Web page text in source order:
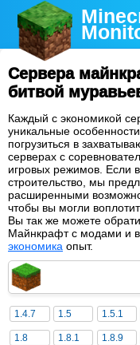
Сервера
битвой
Каждый с экономикой
уникальные
погрузиться в
серверах с
игровых режимов. Если
строительство, мы
расширенными
чтобы вы могли
Вы так же можете
Майнкрафт с модами и
экономика опыт.
1.4.7 1.5 1.5.1
1.8 1.8.1 1.8.9